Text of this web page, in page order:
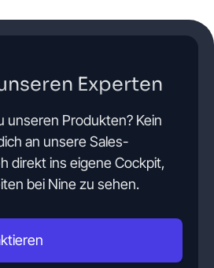
Experten
unseren Produkten? Kein
an unsere Sales-
direkt ins eigene Cockpit,
bei Nine zu sehen.